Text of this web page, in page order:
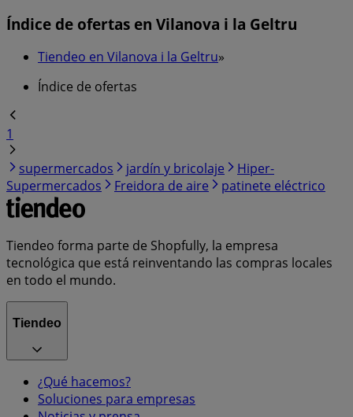
Índice de ofertas en Vilanova i la Geltru
Tiendeo en Vilanova i la Geltru»
Índice de ofertas
1
supermercados
jardín y bricolaje
Hiper-
Supermercados
Freidora de aire patinete eléctrico
Tiendeo forma parte de Shopfully, la empresa
tecnológica que está reinventando las compras locales
en todo el mundo.
Tiendeo
¿Qué hacemos?
Soluciones para empresas